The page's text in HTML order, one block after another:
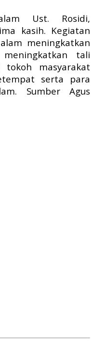
Ust. Rosidi,
kasih. Kegiatan
meningkatkan
tali
masyarakat
serta para
Sumber Agus